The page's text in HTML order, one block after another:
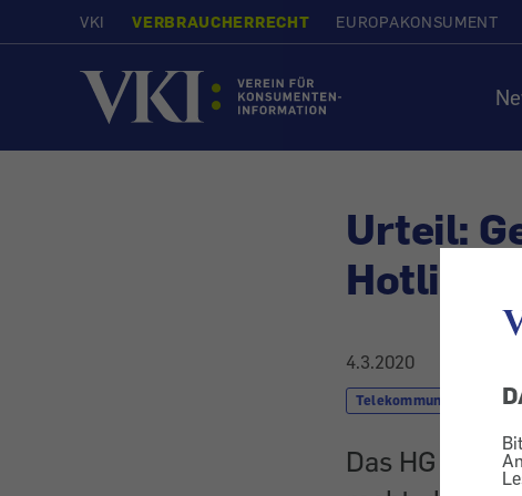
VKI VERBRAUCHERRECHT EUROPAKONSUMENT
Startseite
Urteil:
Hotline
4.3.2020
Telekommunikation &
Das HG Wien